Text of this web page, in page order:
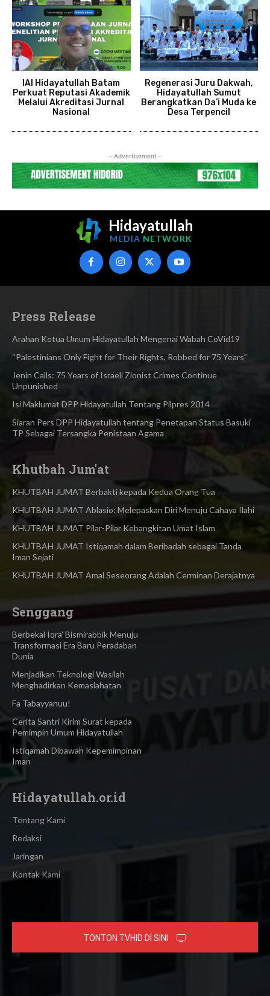
IAI Hidayatullah Batam
Perkuat Reputasi Akademik
Melalui Akreditasi Jurnal
Nasional
Regenerasi Juru Dakwah,
Hidayatullah Sumut
Berangkatkan Da’i Muda ke
Desa Terpencil
- Advertisement -
Hidayatullah
MEDIA NETWORK
Press Release
Arahan Ketua Umum Hidayatullah Mengenai Wabah CoVid19
“Palestinians Only Fight for Their Rights, Robbed for 75 Years”
Jenin Calls: 75 Years of Israeli Zionist Crimes Continue
Unpunished
Isi Maklumat DPP Hidayatullah Tentang Pilpres 2014
Siaran Pers DPP Hidayatullah tentang Penetapan Status Basuki
TP Sebagai Tersangka Penistaan Agama​
Khutbah Jum'at
KHUTBAH JUMAT Berbakti kepada Kedua Orang Tua
KHUTBAH JUMAT Ablasio: Melepaskan Diri Menuju Cahaya Ilahi
KHUTBAH JUMAT Pilar-Pilar Kebangkitan Umat Islam
KHUTBAH JUMAT Istiqamah dalam Beribadah sebagai Tanda
Iman Sejati
KHUTBAH JUMAT Amal Seseorang Adalah Cerminan Derajatnya
Senggang
Berbekal Iqra’ Bismirabbik Menuju
Transformasi Era Baru Peradaban
Dunia
Menjadikan Teknologi Wasilah
Menghadirkan Kemaslahatan
Fa Tabayyanuu!
Cerita Santri Kirim Surat kepada
Pemimpin Umum Hidayatullah
Istiqamah Dibawah Kepemimpinan
Iman
Hidayatullah.or.id
Tentang Kami
Redaksi
Jaringan
Kontak Kami
TONTON TVHID DI SINI